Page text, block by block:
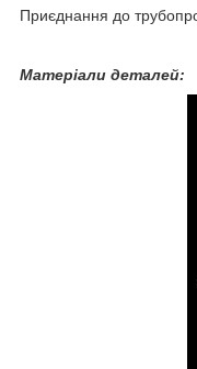
Приєднання до
Матеріали деталей: